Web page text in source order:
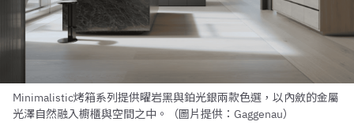
Minimalistic烤箱系列提供曜岩黑與鉑光銀兩款色選，以內斂的金屬
光澤自然融入櫥櫃與空間之中。（圖片提供：Gaggenau）